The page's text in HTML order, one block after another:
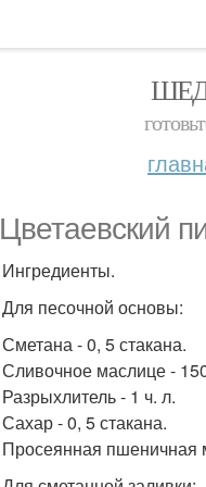
Цветаевский
Ингредиенты.
Для песочной основы:
Сметана - 0, 5 стакана.
Сливочное маслице -
Разрыхлитель - 1 ч. л.
Сахар - 0, 5 стакана.
Просеянная пшеничная